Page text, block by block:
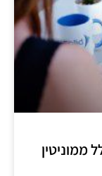
ממוניטין